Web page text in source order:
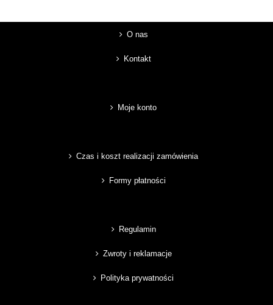
O nas
Kontakt
Moje konto
Czas i koszt realizacji zamówienia
Formy płatności
Regulamin
Zwroty i reklamacje
Polityka prywatności